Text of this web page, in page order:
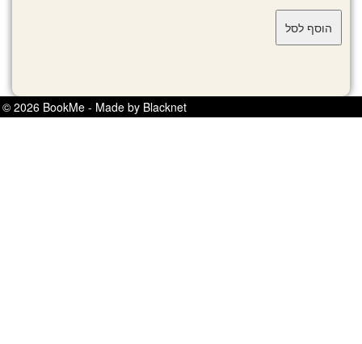
© 2026 BookMe - Made by Blacknet